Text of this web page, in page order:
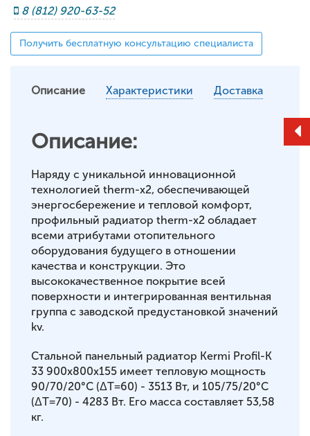
8 (812) 920-63-52
Получить бесплатную консультацию специалиста
Описание Характеристики Доставка
Описание:
Наряду с уникальной инновационной
технологией therm-x2, обеспечивающей
энергосбережение и тепловой комфорт,
профильный радиатор therm-x2 обладает
всеми атрибутами отопительного
оборудования будущего в отношении
качества и конструкции. Это
высококачественное покрытие всей
поверхности и интегрированная вентильная
группа с заводской предустановкой значений
kv.
Стальной панельный радиатор Kermi Profil-K
33 900x800x155 имеет тепловую мощность
90/70/20°С (ΔT=60) - 3513 Вт, и 105/75/20°С
(ΔT=70) - 4283 Вт. Его масса составляет 53,58
кг.